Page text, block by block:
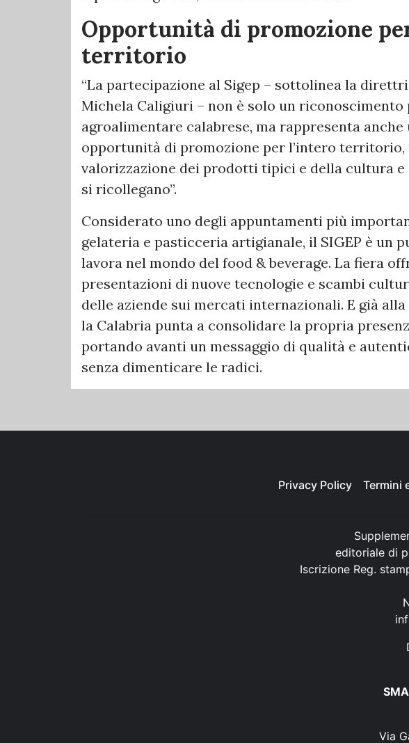
Opportunità di promozione
territorio
“La partecipazione al Sigep – sottolinea la
Michela Caligiuri – non è solo un
agroalimentare calabrese, ma rappresenta
opportunità di promozione per l’intero territorio,
valorizzazione dei prodotti tipici e della cultura e
si ricollegano”.
Considerato uno degli appuntamenti più
gelateria e pasticceria artigianale, il SIGEP è un
lavora nel mondo del food & beverage. La fiera
presentazioni di nuove tecnologie e scambi
delle aziende sui mercati internazionali. E già
la Calabria punta a consolidare la propria
portando avanti un messaggio di qualità e
senza dimenticare le radici.
Privacy Policy Termini
editoriale di
Iscrizione Reg.
Via